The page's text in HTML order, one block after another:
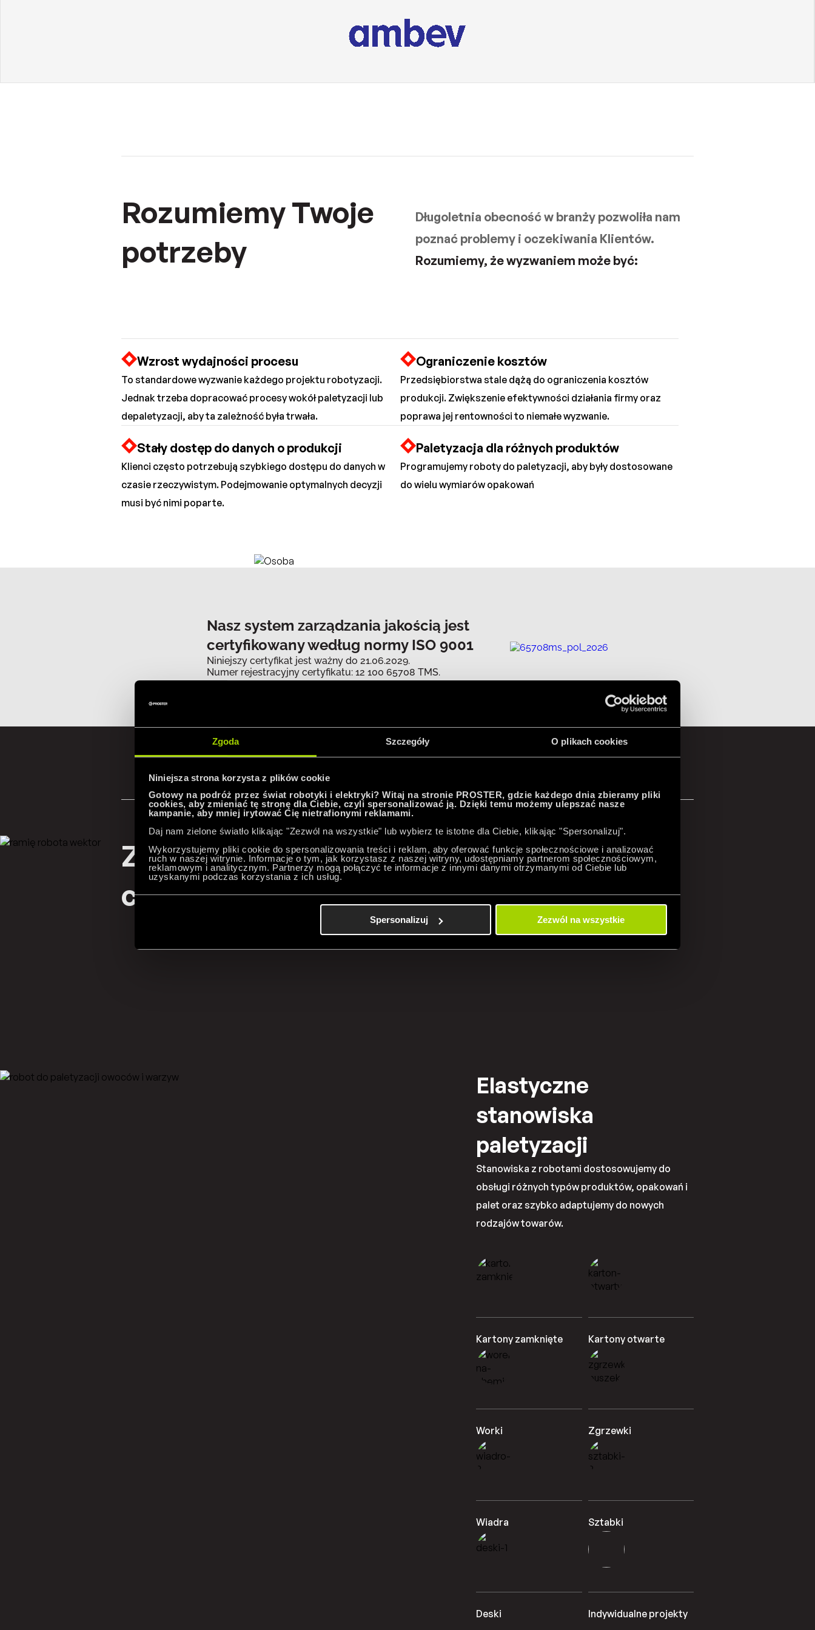
Zgoda Szczegóły O plikach cookies
Niniejsza strona korzysta z plików cookie
Gotowy na podróż przez świat robotyki i elektryki? Witaj na stronie PROSTER, gdzie każdego dnia zbieramy pliki
cookies, aby zmieniać tę stronę dla Ciebie, czyli spersonalizować ją. Dzięki temu możemy ulepszać nasze
kampanie, aby mniej irytować Cię nietrafionymi reklamami.
Daj nam zielone światło klikając "Zezwól na wszystkie" lub wybierz te istotne dla Ciebie, klikając "Spersonalizuj".
Wykorzystujemy pliki cookie do spersonalizowania treści i reklam, aby oferować funkcje społecznościowe i analizować
ruch w naszej witrynie. Informacje o tym, jak korzystasz z naszej witryny, udostępniamy partnerom społecznościowym,
reklamowym i analitycznym. Partnerzy mogą połączyć te informacje z innymi danymi otrzymanymi od Ciebie lub
uzyskanymi podczas korzystania z ich usług.
Spersonalizuj Zezwól na wszystkie
Rozumiemy Twoje
potrzeby
Długoletnia obecność w branży pozwoliła nam
poznać problemy i oczekiwania Klientów.
Rozumiemy, że wyzwaniem może być:
Wzrost wydajności procesu
To standardowe wyzwanie każdego projektu robotyzacji.
Jednak trzeba dopracować procesy wokół paletyzacji lub
depaletyzacji, aby ta zależność była trwała.
Ograniczenie kosztów
Przedsiębiorstwa stale dążą do ograniczenia kosztów
produkcji. Zwiększenie efektywności działania firmy oraz
poprawa jej rentowności to niemałe wyzwanie.
Stały dostęp do danych o produkcji
Klienci często potrzebują szybkiego dostępu do danych w
czasie rzeczywistym. Podejmowanie optymalnych decyzji
musi być nimi poparte.
Paletyzacja dla różnych produktów
Programujemy roboty do paletyzacji, aby były dostosowane
do wielu wymiarów opakowań
Nasz system zarządzania jakością jest
certyfikowany według normy ISO 9001
Niniejszy certyfikat jest ważny do 21.06.2029.
Numer rejestracyjny certyfikatu: 12 100 65708 TMS.
Zobacz,
co oferujemy
Elastyczne
stanowiska
paletyzacji
Stanowiska z robotami dostosowujemy do
obsługi różnych typów produktów, opakowań i
palet oraz szybko adaptujemy do nowych
rodzajów towarów.
Kartony zamknięte Kartony otwarte
Worki Zgrzewki
Wiadra Sztabki
Deski Indywidualne projekty